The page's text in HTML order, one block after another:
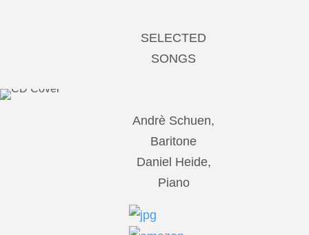
SELECTED
SONGS
Andrè Schuen,
Baritone
Daniel Heide,
Piano